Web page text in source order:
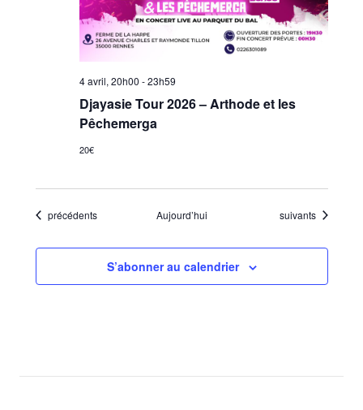
4 avril, 20h00 -23h59
Djayasie Tour 2026 – Arthode et les
Pêchemerga
20€
Évènements
précédents Aujourd’hui Évènements
suivants
S’abonner au calendrier